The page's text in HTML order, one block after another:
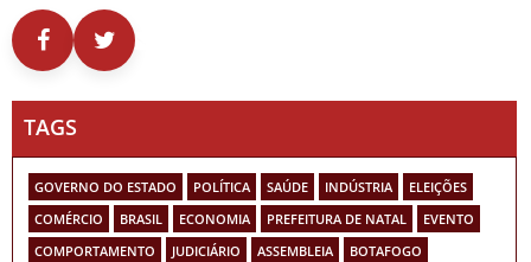
TAGS
GOVERNO DO ESTADO POLÍTICA SAÚDE INDÚSTRIA
ELEIÇÕES
COMÉRCIO
BRASIL ECONOMIA PREFEITURA DE NATAL
EVENTO
COMPORTAMENTO
JUDICIÁRIO ASSEMBLEIA
BOTAFOGO